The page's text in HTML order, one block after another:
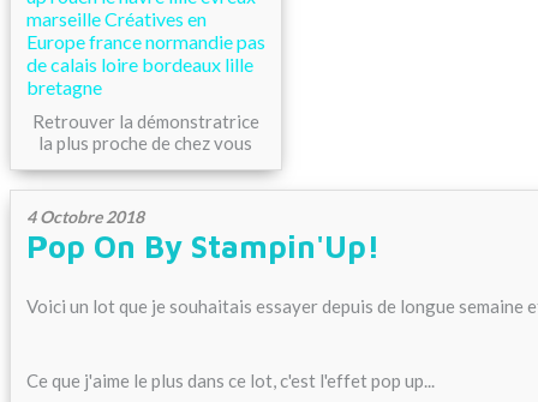
Retrouver la démonstratrice
la plus proche de chez vous
4 Octobre 2018
Pop On By Stampin'Up!
Voici un lot que je souhaitais essayer depuis de longue semaine
Ce que j'aime le plus dans ce lot, c'est l'effet pop up...